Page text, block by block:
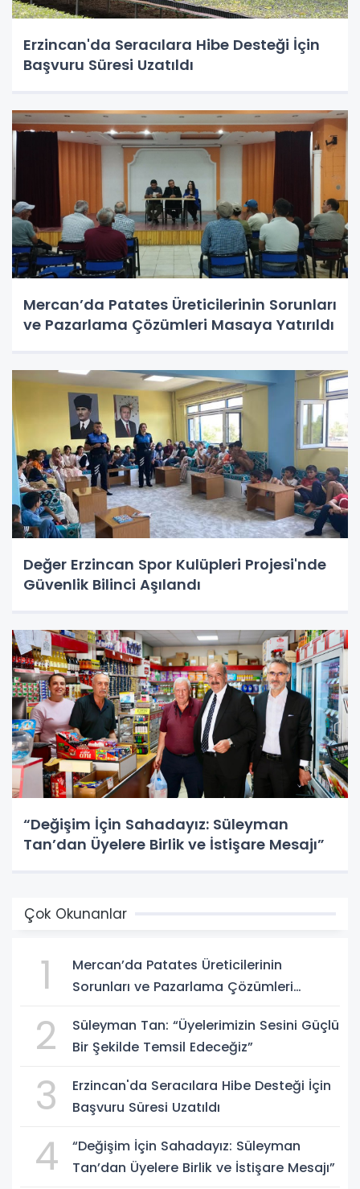
Erzincan'da Seracılara Hibe Desteği İçin
Başvuru Süresi Uzatıldı
Mercan’da Patates Üreticilerinin Sorunları
ve Pazarlama Çözümleri Masaya Yatırıldı
Değer Erzincan Spor Kulüpleri Projesi'nde
Güvenlik Bilinci Aşılandı
“Değişim İçin Sahadayız: Süleyman
Tan’dan Üyelere Birlik ve İstişare Mesajı”
Çok Okunanlar
1
Mercan’da Patates Üreticilerinin
Sorunları ve Pazarlama Çözümleri
2
Süleyman Tan: “Üyelerimizin Sesini Güçlü
Bir Şekilde Temsil Edeceğiz”
3
Erzincan'da Seracılara Hibe Desteği İçin
Başvuru Süresi Uzatıldı
4
“Değişim İçin Sahadayız: Süleyman
Tan’dan Üyelere Birlik ve İstişare Mesajı”